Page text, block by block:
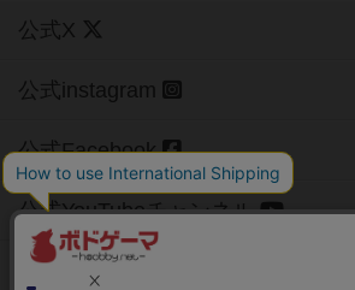
公式X
公式instagram
公式Facebook
公式YouTubeチャンネル